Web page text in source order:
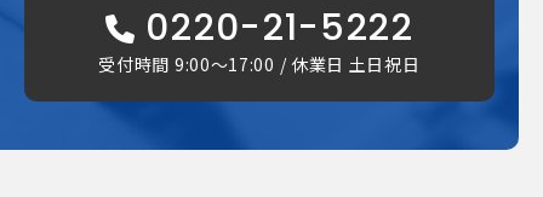
0220-21-5222
受付時間 9:00〜17:00 / 休業日 土日祝日